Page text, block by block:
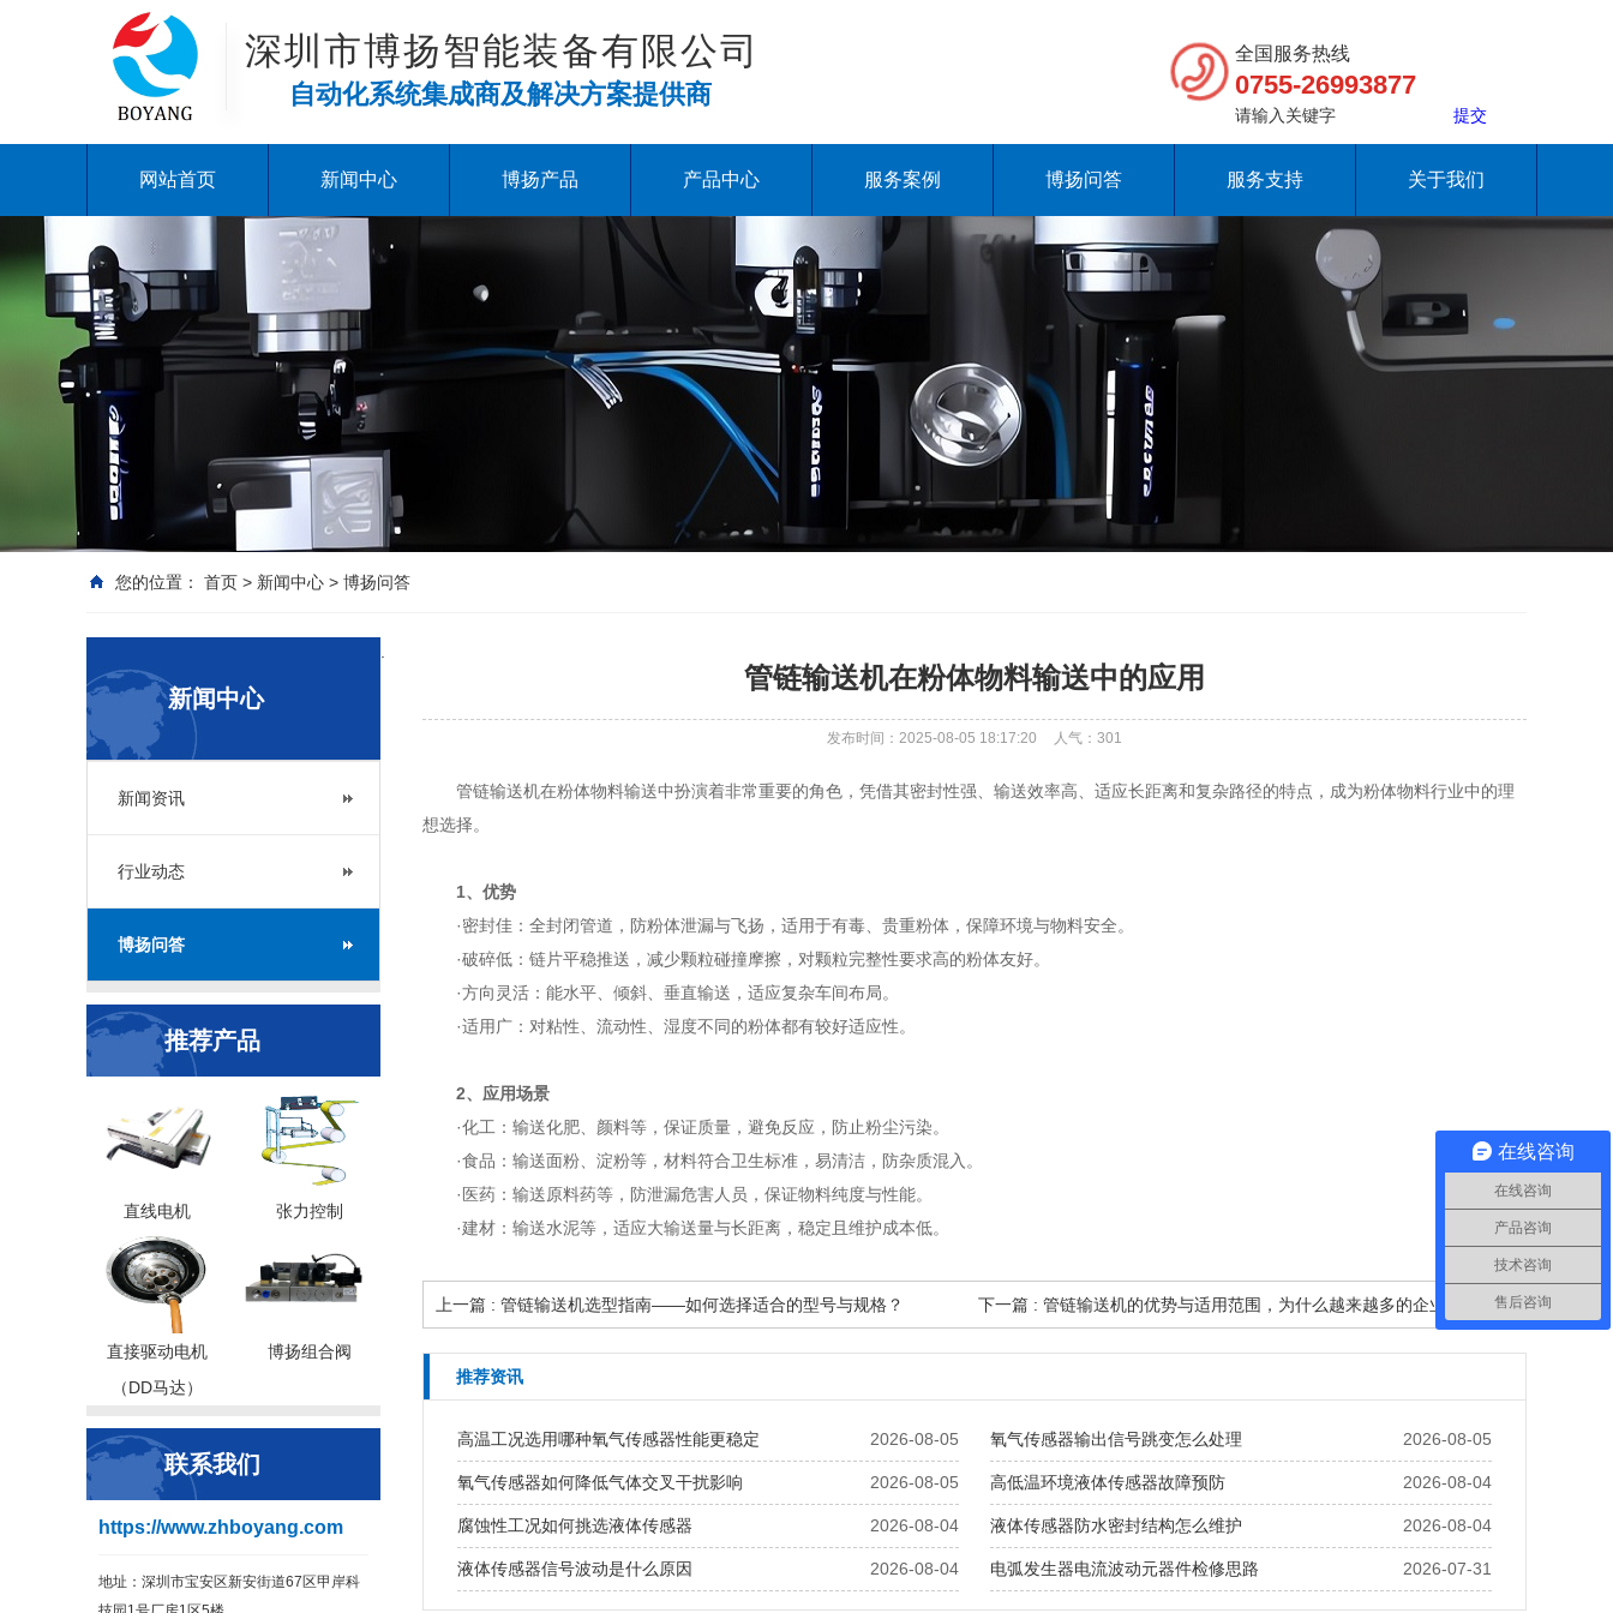
深圳市博扬智能装备有限公司
自动化系统集成商及解决方案提供商
全国服务热线
0755-26993877
网站首页 新闻中心 博扬产品 产品中心 服务案例 博扬问答 服务支持 关于我们
您的位置： 首页 > 新闻中心 > 博扬问答
新闻中心
新闻资讯
行业动态
博扬问答
推荐产品
直线电机 张力控制
直接驱动电机
（DD马达）
博扬组合阀
联系我们
https://www.zhboyang.com
地址：深圳市宝安区新安街道67区甲岸科
管链输送机在粉体物料输送中的应用
发布时间：2025-08-05 18:17:20 人气： 301
管链输送机在粉体物料输送中扮演着非常重要的角色，凭借其密封性强、输送效率高、适应长距离和复杂路径的特点，成为粉体物料行业中的理
想选择。
1、优势
·密封佳：全封闭管道，防粉体泄漏与飞扬，适用于有毒、贵重粉体，保障环境与物料安全。
·破碎低：链片平稳推送，减少颗粒碰撞摩擦，对颗粒完整性要求高的粉体友好。
·方向灵活：能水平、倾斜、垂直输送，适应复杂车间布局。
·适用广：对粘性、流动性、湿度不同的粉体都有较好适应性。
2、应用场景
·化工：输送化肥、颜料等，保证质量，避免反应，防止粉尘污染。
·食品：输送面粉、淀粉等，材料符合卫生标准，易清洁，防杂质混入。
·医药：输送原料药等，防泄漏危害人员，保证物料纯度与性能。
·建材：输送水泥等，适应大输送量与长距离，稳定且维护成本低。
上一篇 : 管链输送机选型指南——如何选择适合的型号与规格？ 下一篇 : 管链输送机的优势与适用范围，为什么越来越多的企业选择它？
推荐资讯
2026-08-05
高温工况选用哪种氧气传感器性能更稳定 2026-08-05
氧气传感器输出信号跳变怎么处理
2026-08-05
氧气传感器如何降低气体交叉干扰影响 2026-08-04
高低温环境液体传感器故障预防
2026-08-04
腐蚀性工况如何挑选液体传感器 2026-08-04
液体传感器防水密封结构怎么维护
2026-08-04
液体传感器信号波动是什么原因 2026-07-31
电弧发生器电流波动元器件检修思路
在线咨询
在线咨询
产品咨询
技术咨询
售后咨询